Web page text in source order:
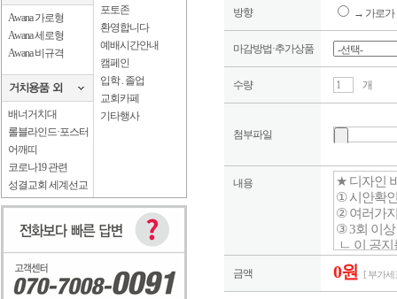
Awana 가로형
Awana 세로형
Awana 비규격
배너거치대
롤블라인드·포스터
어깨띠
코로나19 관련
성결교회 세계선교
포토존
환영합니다
예배시간안내
캠페인
입학 . 졸업
교회카페
기타행사
방향 → 가로가
마감방법·추가상품
수량 개
첨부파일
내용
금액 0원 [ 부가세